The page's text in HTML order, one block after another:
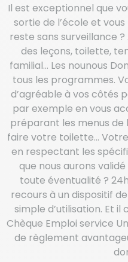
Il est exceptionnel que
sortie de l’école et
reste sans surveillance
des leçons, toilette,
familial… Les nounous
tous les programmes.
d’agréable à vos côtés
par exemple en vous
préparant les menus de
faire votre toilette…
en respectant les
que nous aurons
toute éventualité ?
recours à un dispositif
simple d’utilisation. Et
Chèque Emploi service
de règlement